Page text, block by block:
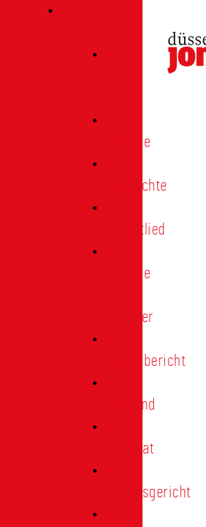
Termine
Geschichte
Heimatlied
Freunde
Förderer
Jahresbericht
Vorstand
Ehrenrat
Schiedsgericht